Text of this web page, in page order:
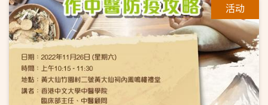
活动